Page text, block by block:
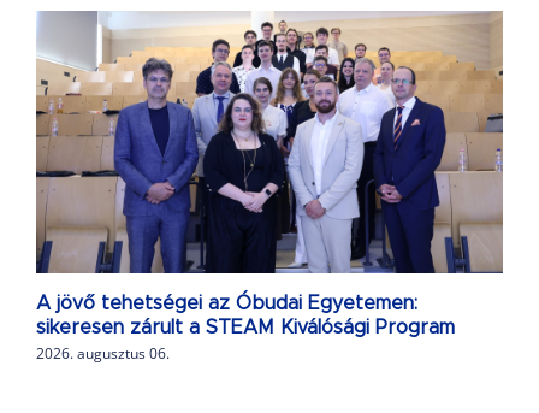
A jövő tehetségei az Óbudai Egyetemen:
sikeresen zárult a STEAM Kiválósági Program
2026. augusztus 06.